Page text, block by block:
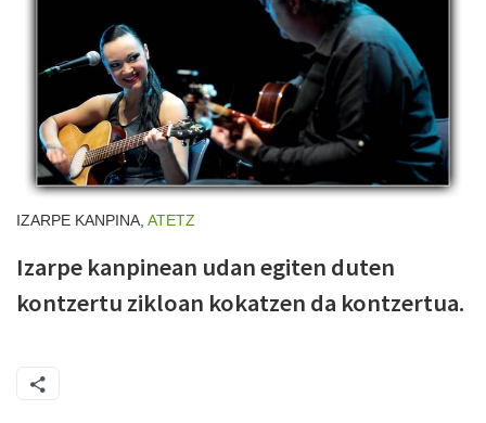
IZARPE KANPINA, ATETZ
Izarpe kanpinean udan egiten duten
kontzertu zikloan kokatzen da kontzertua.